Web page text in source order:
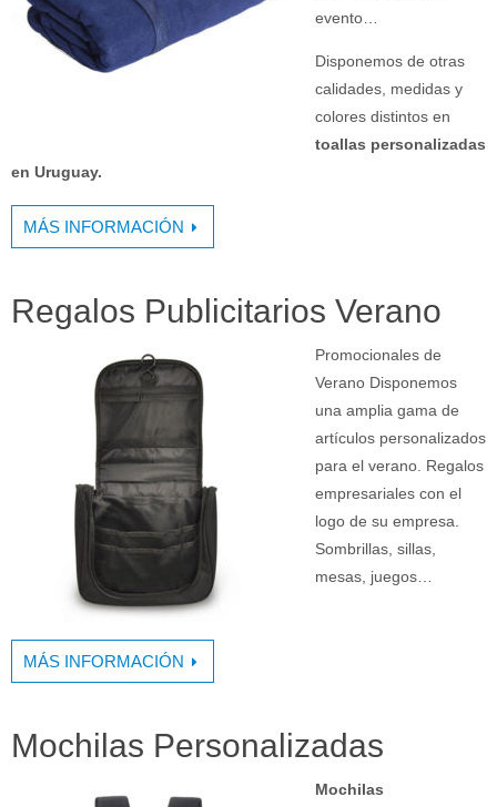
evento…
Disponemos de otras
calidades, medidas y
colores distintos en
toallas personalizadas
en Uruguay.
MÁS INFORMACIÓN
Regalos Publicitarios Verano
Promocionales de
Verano Disponemos
una amplia gama de
artículos personalizados
para el verano. Regalos
empresariales con el
logo de su empresa.
Sombrillas, sillas,
mesas, juegos…
MÁS INFORMACIÓN
Mochilas Personalizadas
Mochilas